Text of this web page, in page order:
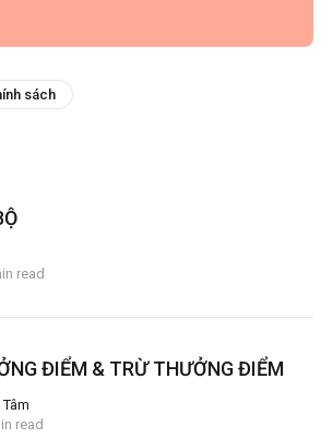
sách
read
ĐIỂM & TRỪ THƯỞNG ĐIỂM
read